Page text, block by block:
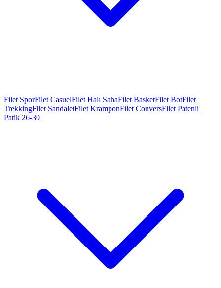
Filet SporFilet CasuelFilet Halı SahaFilet BasketFilet BotFilet
TrekkingFilet SandaletFilet KramponFilet ConversFilet Patenli
Patik 26-30